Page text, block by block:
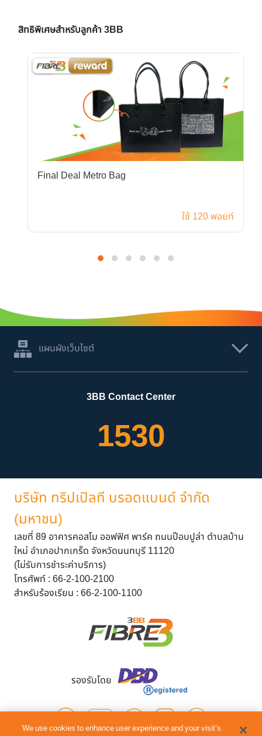
สิทธิพิเศษสำหรับลูกค้า 3BB
Final Deal Metro Bag
ใช้ 120 พอยท์
แผนผังเว็บไซต์
3BB Contact Center
1530
บริษัท ทริปเปิลที บรอดแบนด์ จำกัด
(มหาชน)
เลขที่ 89 อาคารคอสโม ออฟฟิศ พาร์ค ถนนป๊อบปูล่า ตำบลบ้าน
ใหม่ อำเภอปากเกร็ด จังหวัดนนทบุรี 11120
(ไม่รับการชำระค่าบริการ)
โทรศัพท์ : 66-2-100-2100
สำหรับร้องเรียน : 66-2-100-1100
รองรับโดย
We use cookies to enhance user experience and your visit’s